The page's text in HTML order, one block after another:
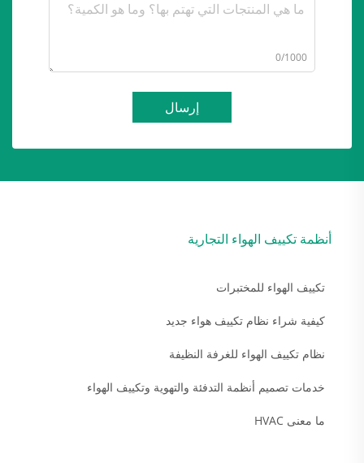
0/1000
إرسال
أنظمة تكييف الهواء التجارية
تكييف الهواء للمختبرات
كيفية شراء نظام تكييف هواء جديد
نظام تكييف الهواء للغرفة النظيفة
خدمات تصميم أنظمة التدفئة والتهوية وتكييف الهواء
ما معنى HVAC